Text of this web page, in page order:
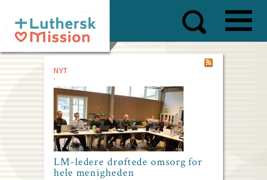
main
content
NYT
LM-ledere drøftede omsorg for
hele menigheden